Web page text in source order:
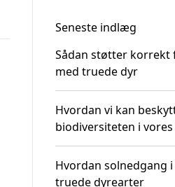
Seneste indlæg
Sådan støtter korrekt
med truede dyr
Hvordan vi kan
biodiversiteten i
Hvordan solnedgang
truede dyrearter